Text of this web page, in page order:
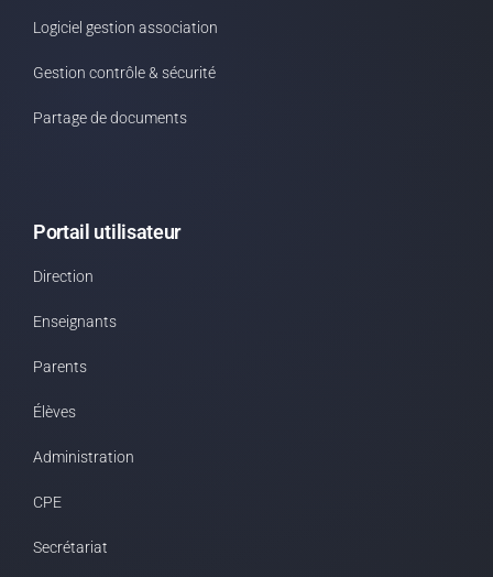
Logiciel gestion association
Gestion contrôle & sécurité
Partage de documents
Portail utilisateur
Direction
Enseignants
Parents
Élèves
Administration
CPE
Secrétariat